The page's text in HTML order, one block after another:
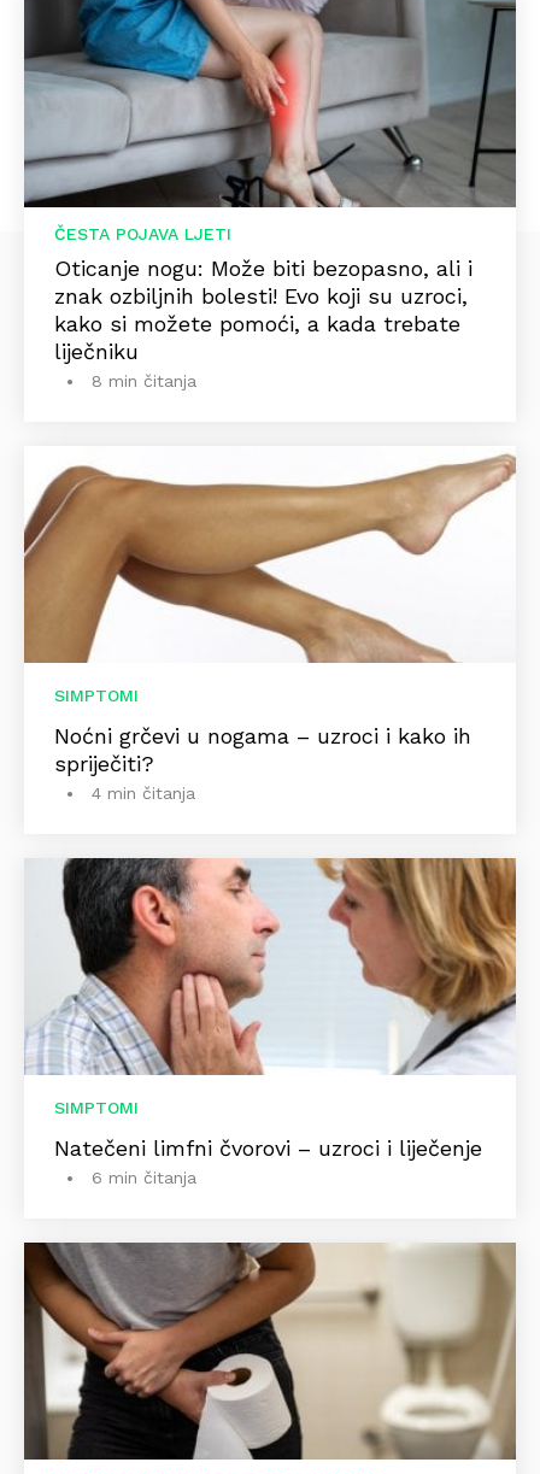
ČESTA POJAVA LJETI
Oticanje nogu: Može biti bezopasno, ali i
znak ozbiljnih bolesti! Evo koji su uzroci,
kako si možete pomoći, a kada trebate
liječniku
8 min čitanja
SIMPTOMI
Noćni grčevi u nogama – uzroci i kako ih
spriječiti?
4 min čitanja
SIMPTOMI
Natečeni limfni čvorovi – uzroci i liječenje
6 min čitanja